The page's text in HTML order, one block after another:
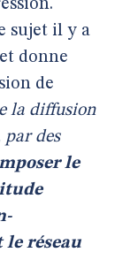
sujet il y a
donne
de
la diffusion
par des
le
réseau